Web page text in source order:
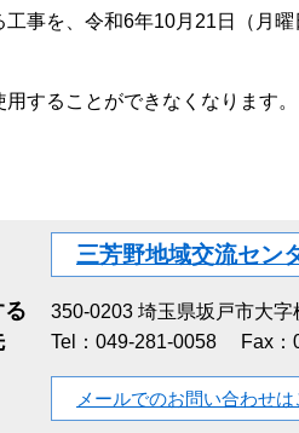
事を、令和6年10月21日（月
することができなくなります
三芳野地域交流セン
350-0203 埼玉県坂戸市大字
Tel：049-281-0058
Fax：
メールでのお問い合わせは